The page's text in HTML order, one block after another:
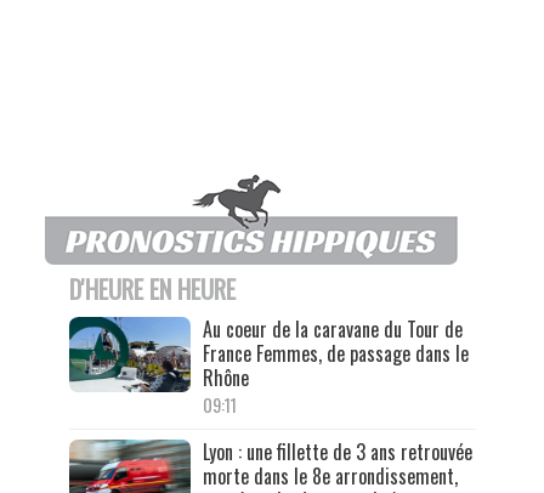
D'HEURE EN HEURE
Au coeur de la caravane du Tour de
France Femmes, de passage dans le
Rhône
09:11
Lyon : une fillette de 3 ans retrouvée
morte dans le 8e arrondissement,